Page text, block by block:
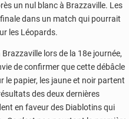
un nul blanc à Brazzaville. Les
dans un match qui pourrait
les Léopards.
lors de la 18e journée,
de confirmer que cette débâcle
le papier, les jaune et noir partent
des deux dernières
en faveur des Diablotins qui